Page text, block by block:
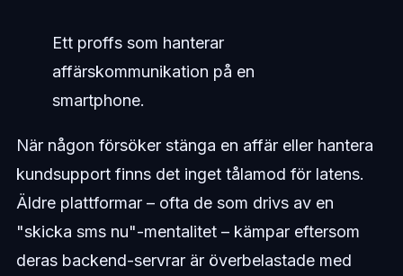
Ett proffs som hanterar
affärskommunikation på en
smartphone.
När någon försöker stänga en affär eller hantera
kundsupport finns det inget tålamod för latens.
Äldre plattformar – ofta de som drivs av en
"skicka sms nu"-mentalitet – kämpar eftersom
deras backend-servrar är överbelastade med